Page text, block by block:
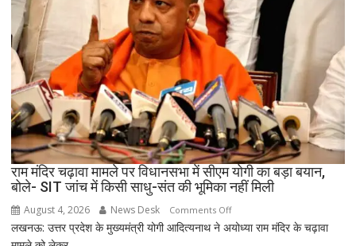
दांव,
यूपी
में
पूरी
सहप्रभारी
टीम
बदली,
नई
जिम्मेदारियां
घोषित
राम मंदिर चढ़ावा मामले पर विधानसभा में सीएम योगी का बड़ा बयान,
बोले- SIT जांच में किसी साधु-संत की भूमिका नहीं मिली
August 4, 2026 News Desk Comments Offon
राम
लखनऊ: उत्तर प्रदेश के मुख्यमंत्री योगी आदित्यनाथ ने अयोध्या राम मंदिर के चढ़ावा